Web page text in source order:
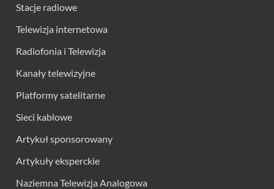
Stacje radiowe
Telewizja internetowa
Radiofonia i Telewizja
Kanały telewizyjne
Platformy satelitarne
Sieci kablowe
Artykuł sponsorowany
Artykuły eksperckie
Naziemna Telewizja Analogowa